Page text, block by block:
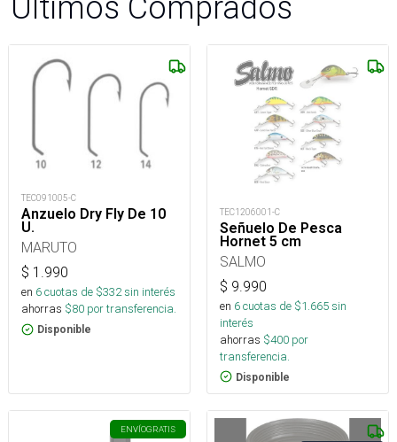
TEC091005-C
Anzuelo Dry Fly De 10
U.
MARUTO
$ 1.990
en 6cuotas de $332sin interés
ahorras $80 por transferencia.
Disponible
TEC1206001-C
Señuelo De Pesca
Hornet 5 cm
SALMO
$ 9.990
en 6cuotas de $1.665sin
interés
ahorras $400 por
transferencia.
Disponible
ENVÍOGRATIS